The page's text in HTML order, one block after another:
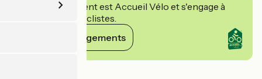
Cet établissement est Accueil Vélo et s'engage à
accueillir des cyclistes.
Voir ses engagements